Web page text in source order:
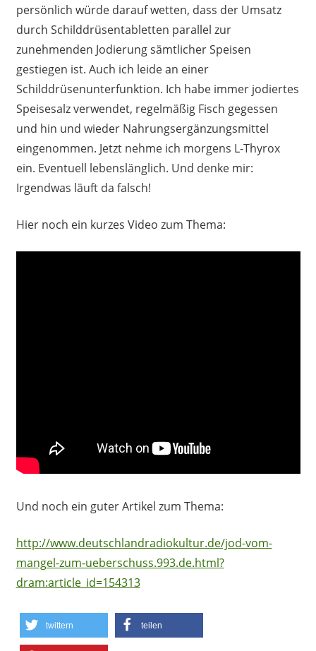
persönlich würde darauf wetten, dass der Umsatz
durch Schilddrüsentabletten parallel zur
zunehmenden Jodierung sämtlicher Speisen
gestiegen ist. Auch ich leide an einer
Schilddrüsenunterfunktion. Ich habe immer jodiertes
Speisesalz verwendet, regelmäßig Fisch gegessen
und hin und wieder Nahrungsergänzungsmittel
eingenommen. Jetzt nehme ich morgens L-Thyrox
ein. Eventuell lebenslänglich. Und denke mir:
Irgendwas läuft da falsch!
Hier noch ein kurzes Video zum Thema:
Und noch ein guter Artikel zum Thema:
http://www.deutschlandradiokultur.de/jod-vom-
mangel-zum-ueberschuss.993.de.html?
dram:article_id=154313
twittern teilen